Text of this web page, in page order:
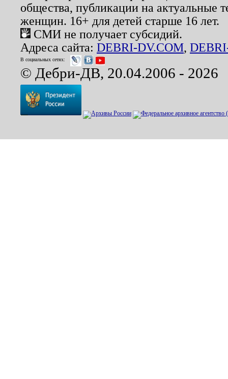
общества, публикации на актуальные
женщин. 16+ для детей старше 16 лет.
СМИ не получает субсидий.
Адреса сайта: DEBRI-DV.COM,
В социальных сетях:
© Дебри-ДВ, 20.04.2006 - 2026